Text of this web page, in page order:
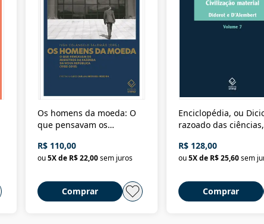
Os homens da moeda: O
que pensavam os
Nova República (1985-
2018)
R$ 110,00
ou5X de R$ 22,00sem juros
Comprar
Enciclopédia, ou
razoado das
Civilização material
R$ 128,00
ou5X de R$ 25,60sem
Comprar